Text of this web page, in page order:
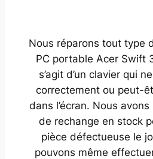
Nous réparons tout type
PC portable Acer Swift
s’agit d’un clavier qui
correctement ou peut-
dans l’écran. Nous
de rechange en stock
pièce défectueuse le
pouvons même